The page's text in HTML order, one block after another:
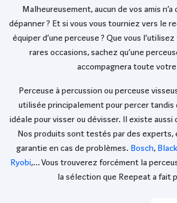
Malheureusement, aucun de vos amis n’a
dépanner ? Et si vous vous tourniez vers le
équiper d’une perceuse ? Que vous
rares occasions, sachez qu’une
accompagnera toute votre
Perceuse à percussion ou perceuse
utilisée principalement pour percer tandis
idéale pour visser ou dévisser. Il existe aussi
Nos produits sont testés par des experts,
garantie en cas de problèmes. Bosch,
Ryobi,… Vous trouverez forcément la
la sélection que Reepeat a fait